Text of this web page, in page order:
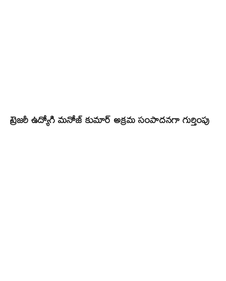
ట్రెజరీ ఉద్యోగి మనోజ్ కుమార్ అక్రమ సంపాదనగా గుర్తింపు